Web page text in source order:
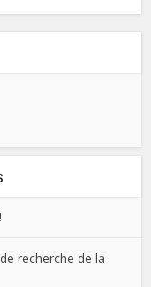
recherche de la